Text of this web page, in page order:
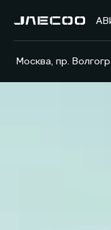
Москва, пр.